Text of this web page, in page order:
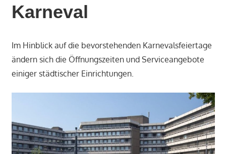
Karneval
Im Hinblick auf die bevorstehenden Karnevalsfeiertage
ändern sich die Öffnungszeiten und Serviceangebote
einiger städtischer Einrichtungen.